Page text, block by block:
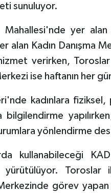
sunuluyor.
yer alan
alan Kadın Danışma
verirken,
ise haftanın her
kadınlara
yönlendirme
kullanabileceği
yürütülüyor. Toroslar
Merkezinde görev